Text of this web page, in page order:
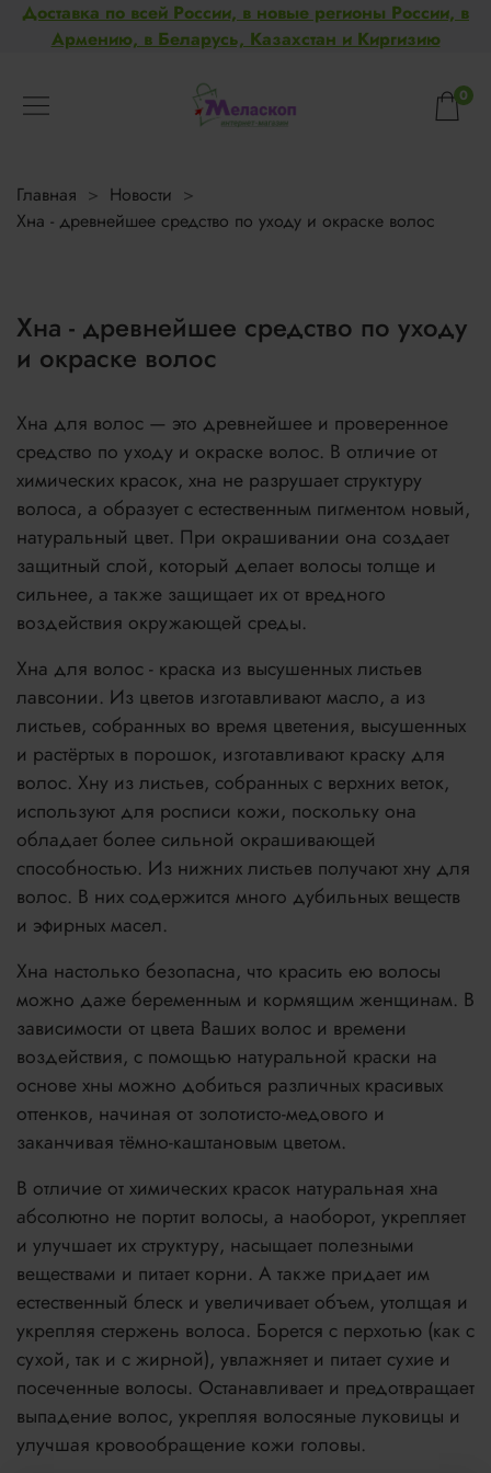
Доставка по всей России, в новые регионы России, в
Армению, в Беларусь, Казахстан и Киргизию
0
Главная
Новости
Хна - древнейшее средство по уходу и окраске волос
Хна - древнейшее средство по уходу
и окраске волос
Хна для волос — это древнейшее и проверенное
средство по уходу и окраске волос. В отличие от
химических красок, хна не разрушает структуру
волоса, а образует с естественным пигментом новый,
натуральный цвет. При окрашивании она создает
защитный слой, который делает волосы толще и
сильнее, а также защищает их от вредного
воздействия окружающей среды.
Хна для волос - краска из высушенных листьев
лавсонии. Из цветов изготавливают масло, а из
листьев, собранных во время цветения, высушенных
и растёртых в порошок, изготавливают краску для
волос. Хну из листьев, собранных с верхних веток,
используют для росписи кожи, поскольку она
обладает более сильной окрашивающей
способностью. Из нижних листьев получают хну для
волос. В них содержится много дубильных веществ
и эфирных масел.
Хна настолько безопасна, что красить ею волосы
можно даже беременным и кормящим женщинам. В
зависимости от цвета Ваших волос и времени
воздействия, с помощью натуральной краски на
основе хны можно добиться различных красивых
оттенков, начиная от золотисто-медового и
заканчивая тёмно-каштановым цветом.
В отличие от химических красок натуральная хна
абсолютно не портит волосы, а наоборот, укрепляет
и улучшает их структуру, насыщает полезными
веществами и питает корни. А также придает им
естественный блеск и увеличивает объем, утолщая и
укрепляя стержень волоса. Борется с перхотью (как с
сухой, так и с жирной), увлажняет и питает сухие и
посеченные волосы. Останавливает и предотвращает
выпадение волос, укрепляя волосяные луковицы и
улучшая кровообращение кожи головы.